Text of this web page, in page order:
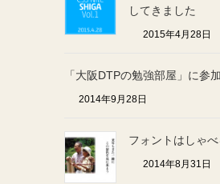
してきました
2015年4月28日
「大阪DTPの勉強部屋」に参
2014年9月28日
フォントはしゃ
2014年8月31日